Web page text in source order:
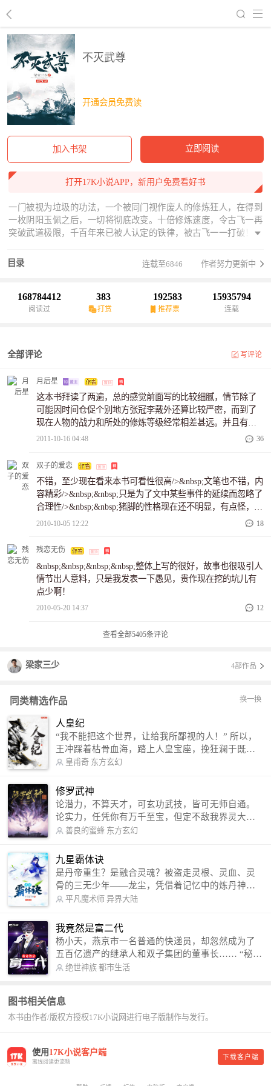
不灭武尊
开通会员免费读
加入书架 立即阅读
打开17K小说APP，新用户免费看好书
一门被视为垃圾的功法，一个被同门视作废人的修炼狂人，在得到
一枚阴阳玉佩之后，一切将彻底改变。十倍修炼速度，令古飞一再
突破武道极限，千百年来已被人认定的铁律，被古飞一一打破！奇
落，真正的武道奥义已经失传的腾龙大陆修炼界，且看古飞如何以
武逆天，脚踏道术神通，拳打妖魔鬼怪，怀抱红颜绝色，成就不灭
群：11269273（满）！76376881（未满）！梁三完本作品：《都市
之古武风流》！！
目录 连载至6846 作者努力更新中
168784412
阅读过
383
打赏
192583
推荐票
15935794
连载
全部评论 写评论
月后星
这本书拜读了两遍，总的感觉前面写的比较细腻，情节除了
可能因时间仓促个别地方张冠李戴外还算比较严密，而到了
现在人物的战力和所处的修炼等级经常相差甚远。并且有些
地方不甚合理，比如文中小青老黑是可以施展升天，但在和
在多次被打的很狼狈的时候从来没有使用过古飞送的扇子等
细琢后能成为精品。很喜欢这个作品，每天必读，有时候会
前后对照着分析一下将会有什么伏笔，哈哈！
2011-10-16 04:48 36
双子的爱恋
不错，至少现在看来本书可看性很高/>&nbsp;文笔也不错，内
容精彩/>&nbsp;&nbsp;只是为了文中某些事件的延续而忽略了
合理性/>&nbsp;&nbsp;猪脚的性格现在还不明显，有点怪，或
者说，所作的事情跟性格不大相合/>&nbsp;&nbsp;现在看来，
的女主也有好几个了，不知道作者打算写
2010-10-05 12:22 18
残恋无伤
&nbsp;&nbsp;&nbsp;&nbsp;整体上写的很好，故事也很吸引人
情节出人意料，只是我发表一下愚见，贵作现在挖的坑儿有
点少啊！
2010-05-20 14:37 12
查看全部5405条评论
梁家三少 4部作品
同类精选作品 换一换
人皇纪
“我不能把这个世界，让给我所鄙视的人！” 所以，
王冲踩着枯骨血海，踏上人皇宝座，挽狂澜于既
倒，扶大厦之将倾，成就了一段无上的传说！ 微信
微博：皇甫奇（地址：http://weibo.com/u/25284575
87） QQ交流群：320238210【普通群】 574501330
【VIP订阅群】 欢迎大家关注。
皇甫奇 东方玄幻
修罗武神
论潜力，不算天才，可玄功武技，皆可无师自通。
论实力，任凭你有万千至宝，但定不敌我界灵大
军。 我是谁？天下众生视我为修罗，却不知，我以
信公众号：善良的蜜蜂后援会）
善良的蜜蜂 东方玄幻
九星霸体诀
是丹帝重生？是融合灵魂？被盗走灵根、灵血、灵
骨的三无少年——龙尘，凭借着记忆中的炼丹神
术，修行神秘功法九星霸体诀，拨开重重迷雾，解
勾搭各色美女，镇压恶鬼邪神。 江湖传闻：龙
尘一到，地吼天啸。龙尘一出，鬼泣神哭。 本
故事纯属虚构，如有雷同，那就是真事儿，想要对
号入座，抓紧时间进群：487963015 微信公众号：
平凡魔术师,或者搜索：pingfanmoshushi1982,公众
平凡魔术师 异界大陆
我竟然是富二代
杨小天，燕京市一名普通的快递员，却忽然成为了
五百亿遗产的继承人和双子集团的董事长…… “秘
书，给我定制一套百亿富翁的吃喝住行标准！” “好
呢？” “回杨总，开车太堵，已经给你安排了直升
机。” 从此，开启杨小天的百亿富翁之旅，只有他不
绝世神族 都市生活
图书相关信息
本书由作者/版权方授权17K小说网进行电子版制作与发行。
使用 17K小说客户端
离线阅读更流畅
下载客户端